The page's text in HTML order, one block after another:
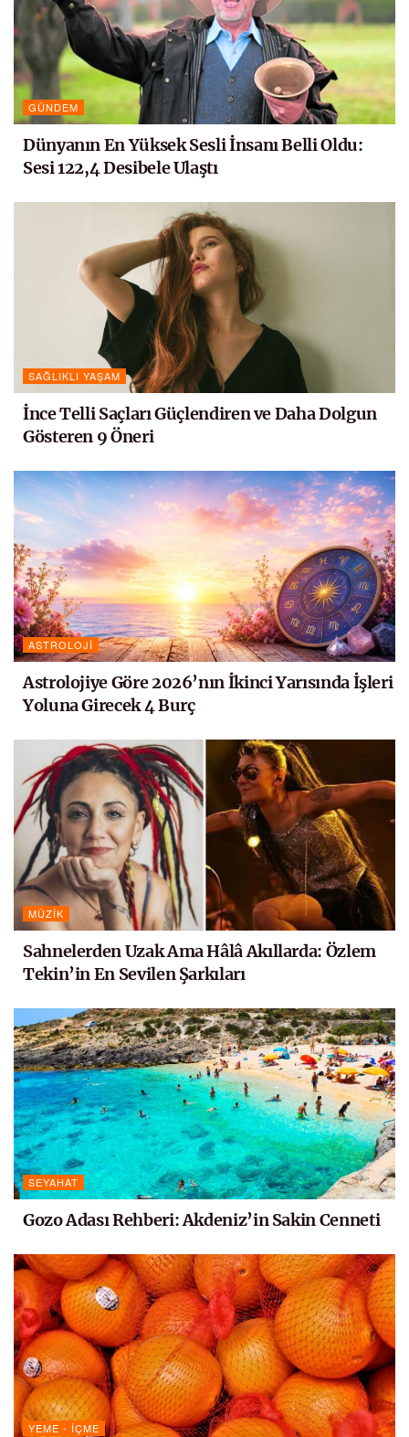
GÜNDEM
Dünyanın En Yüksek Sesli İnsanı Belli Oldu:
Sesi 122,4 Desibele Ulaştı
SAĞLIKLI YAŞAM
İnce Telli Saçları Güçlendiren ve Daha Dolgun
Gösteren 9 Öneri
ASTROLOJI
Astrolojiye Göre 2026’nın İkinci Yarısında İşleri
Yoluna Girecek 4 Burç
MÜZIK
Sahnelerden Uzak Ama Hâlâ Akıllarda: Özlem
Tekin’in En Sevilen Şarkıları
SEYAHAT
Gozo Adası Rehberi: Akdeniz’in Sakin Cenneti
YEME - İÇME